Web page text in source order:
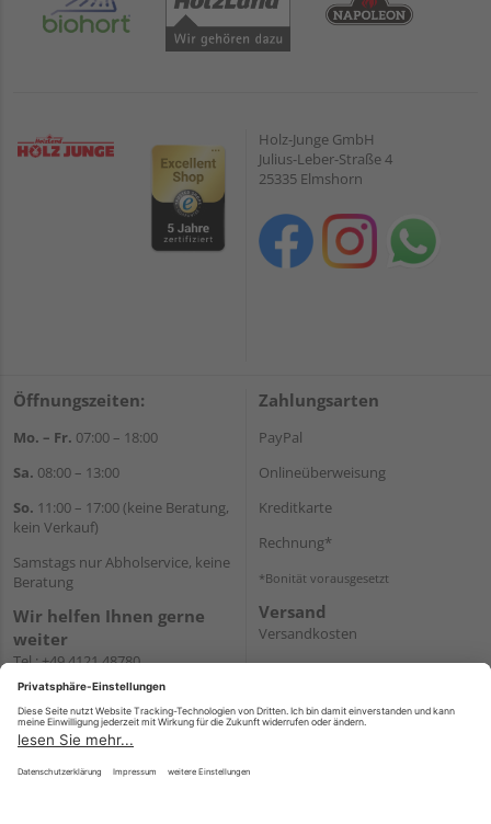
Holz-Junge GmbH
Julius-Leber-Straße 4
25335 Elmshorn
Öffnungszeiten:
Mo. – Fr. 07:00 – 18:00
Sa. 08:00 – 13:00
So. 11:00 – 17:00 (keine Beratung,
kein Verkauf)
Samstags nur Abholservice, keine
Beratung
Wir helfen Ihnen gerne
weiter
Tel.:+49 4121 48780
E-Mail:onlineshop@holz-
WhatsApp
Zahlungsarten
PayPal
Onlineüberweisung
Kreditkarte
Rechnung*
*Bonität vorausgesetzt
Versand
Versandkosten